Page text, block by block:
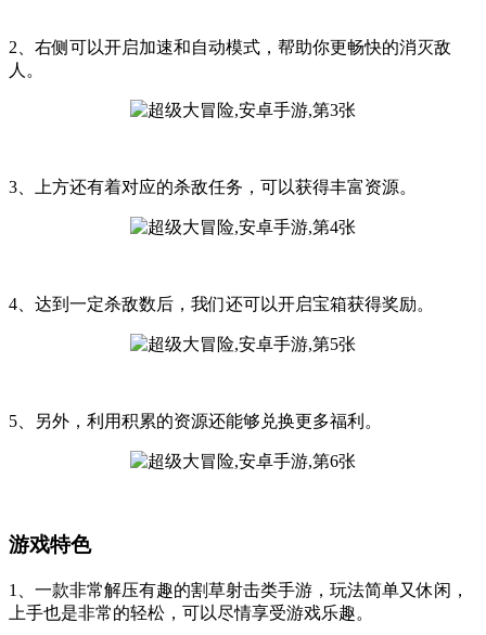
2、右侧可以开启加速和自动模式，帮助你更畅快的消灭敌
人。
3、上方还有着对应的杀敌任务，可以获得丰富资源。
4、达到一定杀敌数后，我们还可以开启宝箱获得奖励。
5、另外，利用积累的资源还能够兑换更多福利。
游戏特色
1、一款非常解压有趣的割草射击类手游，玩法简单又休闲，
上手也是非常的轻松，可以尽情享受游戏乐趣。